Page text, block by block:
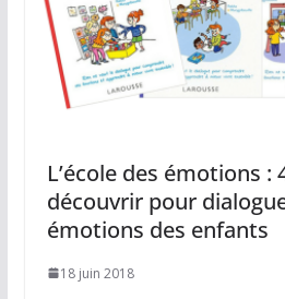
L’école des émotions :
découvrir pour
émotions des enfants
18 juin 2018